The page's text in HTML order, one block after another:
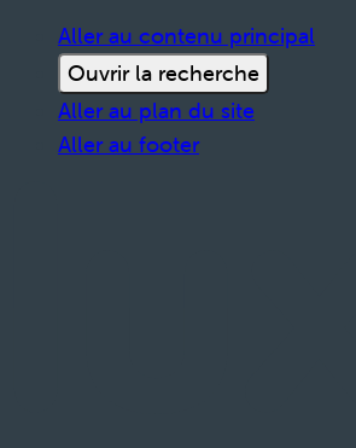
Aller au contenu principal
Ouvrir la recherche
Aller au plan du site
Aller au footer